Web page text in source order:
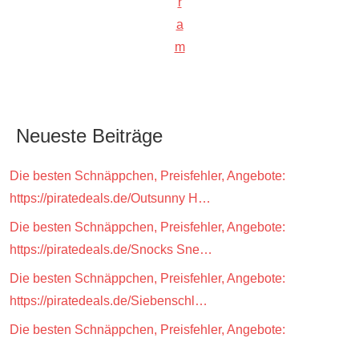
a
m
Neueste Beiträge
Die besten Schnäppchen, Preisfehler, Angebote:
https://piratedeals.de/Outsunny H…
Die besten Schnäppchen, Preisfehler, Angebote:
https://piratedeals.de/Snocks Sne…
Die besten Schnäppchen, Preisfehler, Angebote:
https://piratedeals.de/Siebenschl…
Die besten Schnäppchen, Preisfehler, Angebote: